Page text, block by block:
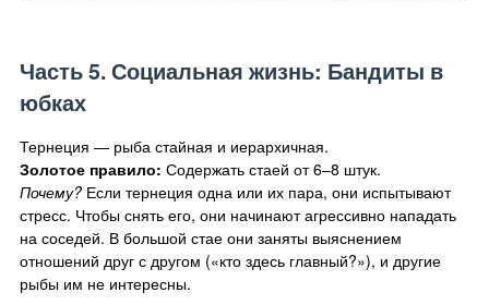
Часть 5. Социальная жизнь: Бандиты в
юбках
Тернеция — рыба стайная и иерархичная.
Золотое правило: Содержать стаей от 6–8 штук.
Почему? Если тернеция одна или их пара, они испытывают
стресс. Чтобы снять его, они начинают агрессивно нападать
на соседей. В большой стае они заняты выяснением
отношений друг с другом («кто здесь главный?»), и другие
рыбы им не интересны.